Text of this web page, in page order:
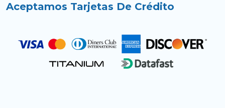
Aceptamos Tarjetas De Crédito